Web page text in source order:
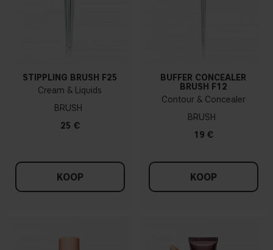
STIPPLING BRUSH F25
Cream & Liquids
BRUSH
25 €
KOOP
BUFFER CONCEALER
BRUSH F12
Contour & Concealer
BRUSH
19 €
KOOP